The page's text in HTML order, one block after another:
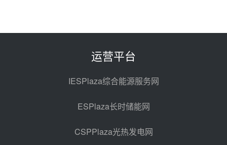
光热示范电站二列蒸汽发生器设备
热发电工程EPC总承包项目熔盐截
昊森机电中标新疆华电天山北麓基
地100MW光热发电工程EPC总承
包项目熔盐介质超声波流量计采购
前天 08-05 17:09
运营平台
IESPlaza综合能源服务网
ESPlaza长时储能网
CSPPlaza光热发电网